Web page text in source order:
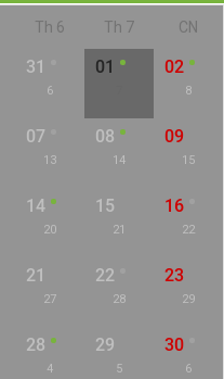
Th 6 Th 7 CN
31
6
01 02
8
07
13
08
14
09
15
14
20
15
21
16
22
21
27
22
28
23
29
28
4
29
5
30
6